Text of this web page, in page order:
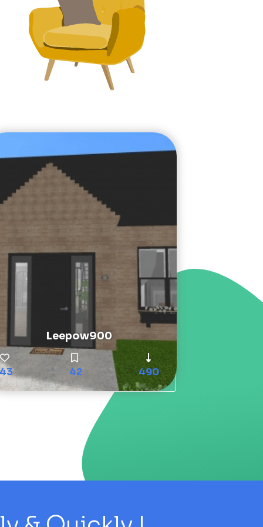
Leepow900
42 490